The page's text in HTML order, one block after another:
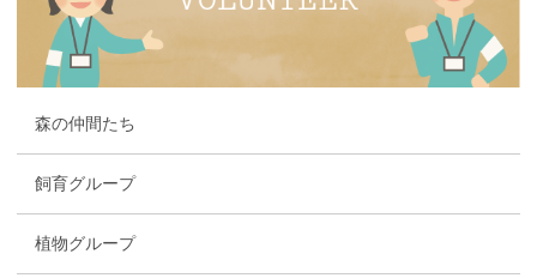
森の仲間たち
飼育グループ
植物グループ